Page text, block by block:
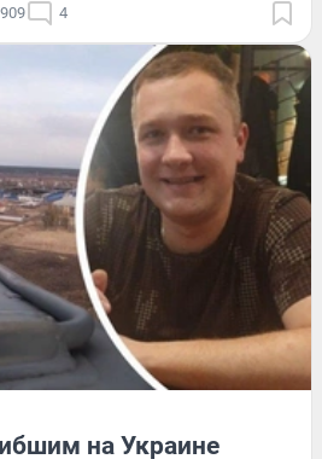
4
на Украине